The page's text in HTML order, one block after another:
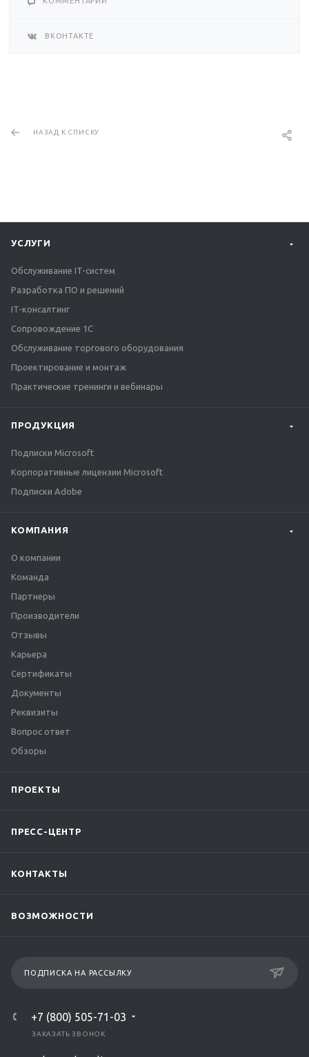
ВКОНТАКТЕ
НАЗАД К СПИСКУ
УСЛУГИ
Обслуживание IT-систем
Разработка ПО и решений
IT-консалтинг
Сопровождение 1С
Обслуживание торгового оборудования
Проектирование и монтаж
Практические тренинги и вебинары
ПРОДУКЦИЯ
Подписки Microsoft
Корпоративные лицензии Microsoft
Подписки Adobe
КОМПАНИЯ
О компании
Команда
Партнеры
Производители
Отзывы
Карьера
Сертификаты
Документы
Реквизиты
Вопрос ответ
Обзоры
ПРОЕКТЫ
ПРЕСС-ЦЕНТР
КОНТАКТЫ
ВОЗМОЖНОСТИ
ПОДПИСКА НА РАССЫЛКУ
+7 (800) 505-71-03
ЗАКАЗАТЬ ЗВОНОК